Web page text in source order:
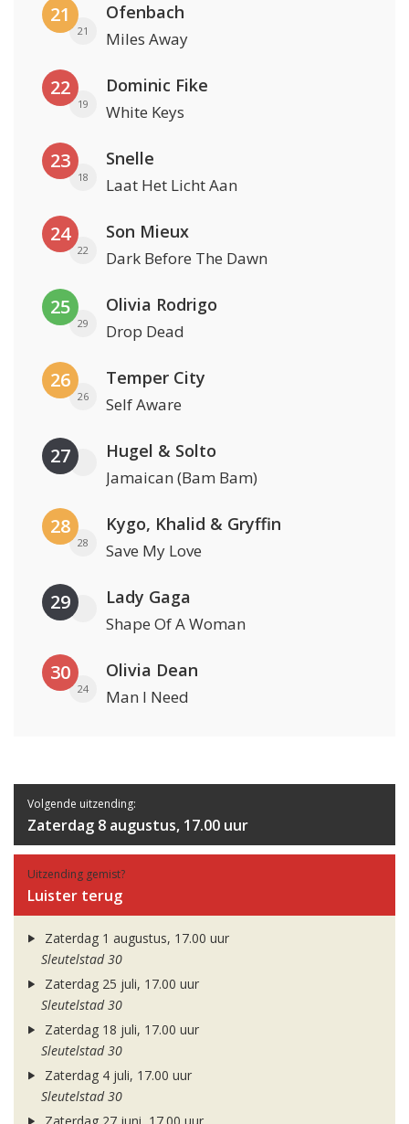
21
21
Ofenbach
Miles Away
22
19
Dominic Fike
White Keys
23
18
Snelle
Laat Het Licht Aan
24
22
Son Mieux
Dark Before The Dawn
25
29
Olivia Rodrigo
Drop Dead
26
26
Temper City
Self Aware
27 Hugel & Solto
Jamaican (Bam Bam)
28
28
Kygo, Khalid & Gryffin
Save My Love
29 Lady Gaga
Shape Of A Woman
30
24
Olivia Dean
Man I Need
Volgende uitzending:
Zaterdag 8 augustus, 17.00 uur
Uitzending gemist?
Luister terug
Zaterdag 1 augustus, 17.00 uur
Sleutelstad 30
Zaterdag 25 juli, 17.00 uur
Sleutelstad 30
Zaterdag 18 juli, 17.00 uur
Sleutelstad 30
Zaterdag 4 juli, 17.00 uur
Sleutelstad 30